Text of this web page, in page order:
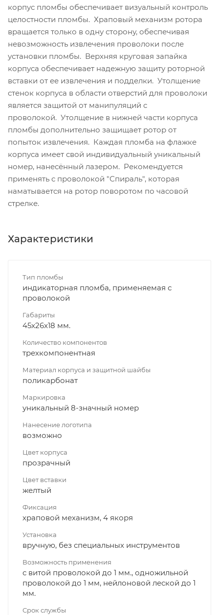
корпус пломбы обеспечивает визуальный контроль
целостности пломбы. Храповый механизм ротора
вращается только в одну сторону, обеспечивая
невозможность извлечения проволоки после
установки пломбы. Верхняя круговая запайка
корпуса обеспечивает надежную защиту роторной
вставки от ее извлечения и подделки. Утолщение
стенок корпуса в области отверстий для проволоки
является защитой от манипуляций с
проволокой. Утолщение в нижней части корпуса
пломбы дополнительно защищает ротор от
попыток извлечения. Каждая пломба на флажке
корпуса имеет свой индивидуальный уникальный
номер, нанесённый лазером. Рекомендуется
применять с проволокой "Спираль", которая
наматывается на ротор поворотом по часовой
стрелке.
Характеристики
Тип пломбы
индикаторная пломба, применяемая с
проволокой
Габариты
45x26x18 мм.
Количество компонентов
трехкомпонентная
Материал корпуса и защитной шайбы
поликарбонат
Маркировка
уникальный 8-значный номер
Нанесение логотипа
возможно
Цвет корпуса
прозрачный
Цвет вставки
желтый
Фиксация
храповой механизм, 4 якоря
Установка
вручную, без специальных инструментов
Возможность применения
с витой проволокой до 1 мм., одножильной
проволокой до 1 мм, нейлоновой леской до 1
мм.
Срок службы